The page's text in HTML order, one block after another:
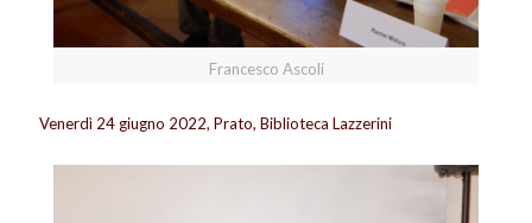
Francesco Ascoli
Venerdì 24 giugno 2022, Prato, Biblioteca Lazzerini